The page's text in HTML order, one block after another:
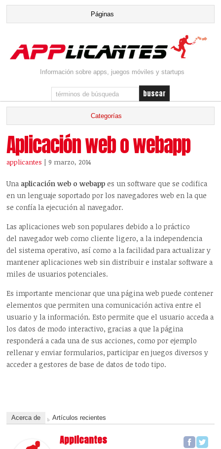
Información sobre apps, juegos móviles y startups
Aplicación web o webapp
applicantes | 9 marzo, 2014
Una aplicación web o webapp es un software que se codifica
en un lenguaje soportado por los navegadores web en la que
se confía la ejecución al navegador.
Las aplicaciones web son populares debido a lo práctico
del navegador web como cliente ligero, a la independencia
del sistema operativo, así como a la facilidad para actualizar y
mantener aplicaciones web sin distribuir e instalar software a
miles de usuarios potenciales.
Es importante mencionar que una página web puede contener
elementos que permiten una comunicación activa entre el
usuario y la información. Esto permite que el usuario acceda a
los datos de modo interactivo, gracias a que la página
responderá a cada una de sus acciones, como por ejemplo
rellenar y enviar formularios, participar en juegos diversos y
acceder a gestores de base de datos de todo tipo.
Acerca de Artículos recientes
Applicantes